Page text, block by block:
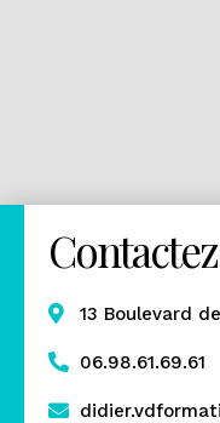
13 Boulevard
06.98.61.69.61